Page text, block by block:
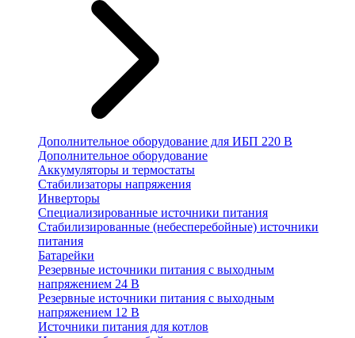
Дополнительное оборудование для ИБП 220 В
Дополнительное оборудование
Аккумуляторы и термостаты
Стабилизаторы напряжения
Инверторы
Специализированные источники питания
Стабилизированные (небесперебойные) источники
питания
Батарейки
Резервные источники питания с выходным
напряжением 24 В
Резервные источники питания с выходным
напряжением 12 В
Источники питания для котлов